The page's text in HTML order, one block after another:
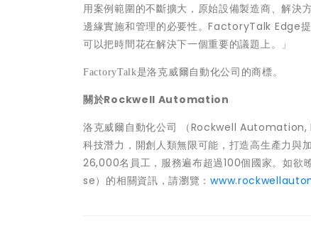
用案例範圍的不斷擴大，原始設備製造商、解決
邊緣實施和管理的必要性。FactoryTalk Edge
可以把時間花在解決下一個重要的議題上。
」
FactoryTalk是洛克威爾自動化公司的商標。
關於Rockwell Automation
洛克威爾自動化公司 （Rockwell Automation,
科技潛力，開創人類無限可能，打造高生產力與
26,000名員工，服務遍布超過100個國家。如
se）的相關資訊，請瀏覽：